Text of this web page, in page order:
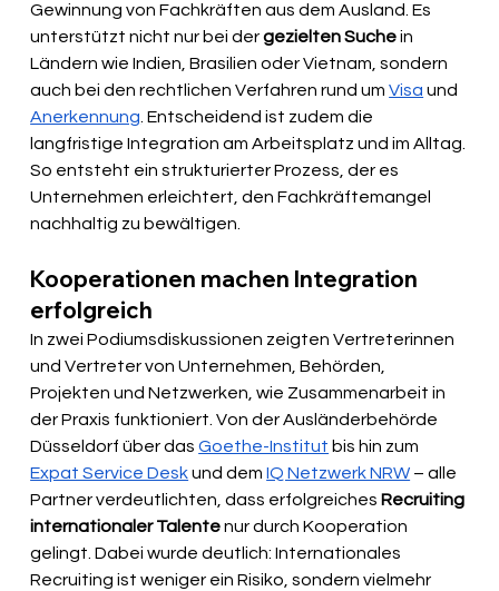
Gewinnung von Fachkräften aus dem Ausland. Es
unterstützt nicht nur bei der gezielten Suche in
Ländern wie Indien, Brasilien oder Vietnam, sondern
auch bei den rechtlichen Verfahren rund um Visa und
Anerkennung . Entscheidend ist zudem die
langfristige Integration am Arbeitsplatz und im Alltag.
So entsteht ein strukturierter Prozess, der es
Unternehmen erleichtert, den Fachkräftemangel
nachhaltig zu bewältigen.
Kooperationen machen Integration
erfolgreich
In zwei Podiumsdiskussionen zeigten Vertreterinnen
und Vertreter von Unternehmen, Behörden,
Projekten und Netzwerken, wie Zusammenarbeit in
der Praxis funktioniert. Von der Ausländerbehörde
Düsseldorf über das Goethe-Institut bis hin zum
Expat Service Desk und dem IQ Netzwerk NRW – alle
Partner verdeutlichten, dass erfolgreiches Recruiting
internationaler Talente nur durch Kooperation
gelingt. Dabei wurde deutlich: Internationales
Recruiting ist weniger ein Risiko, sondern vielmehr